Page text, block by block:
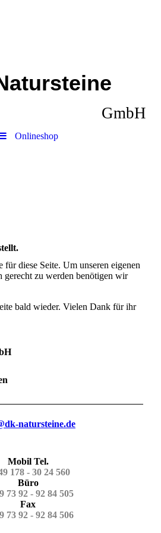
GmbH
Onlineshop
für diese Seite. Um unseren eigenen
gerecht zu werden benötigen wir
bald wieder. Vielen Dank für ihr
natursteine.de
Mobil Tel.
178 - 30 24 560
Büro
73 92 - 92 84 505
Fax
73 92 - 92 84 506